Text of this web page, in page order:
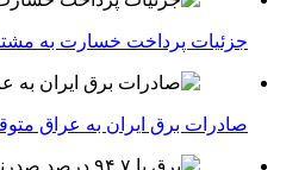
جزئیات پرداخت خسارت به
صادرات برق ایران به عراق